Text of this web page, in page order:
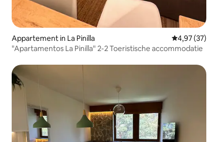
Appartement in La Pinilla Gemiddelde
4,97 (37)
"Apartamentos La Pinilla" 2-2 Toeristische accommodatie